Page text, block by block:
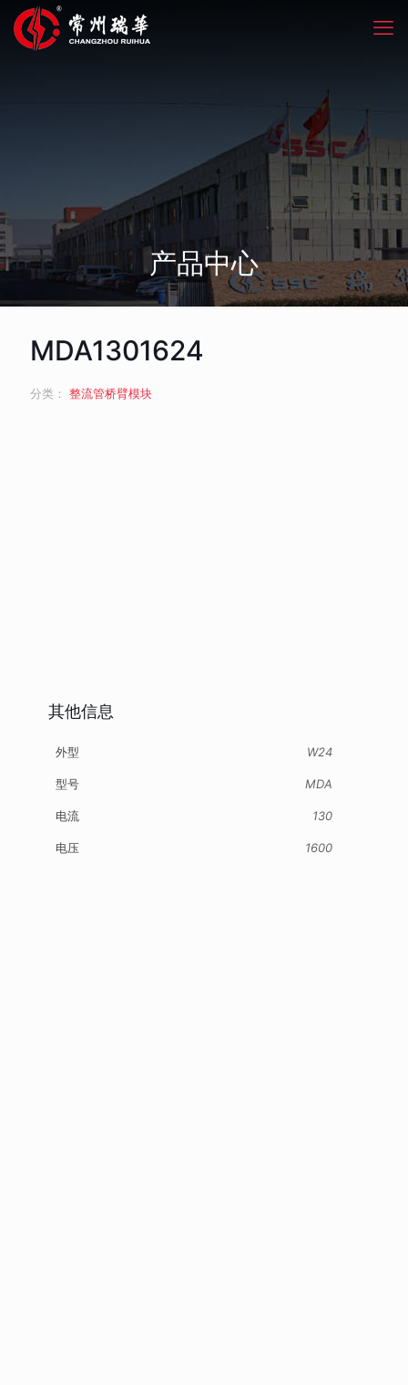
产品中心
MDA1301624
分类： 整流管桥臂模块
其他信息
外型 W24
型号 MDA
电流 130
电压 1600